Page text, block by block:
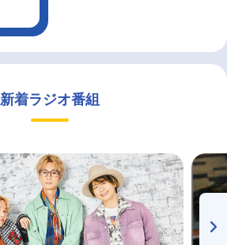
新着ラジオ番組